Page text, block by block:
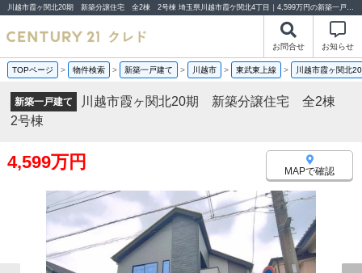
川越市霞ヶ関北20期 新築分譲住宅 全2棟 2号棟 埼玉県川越市霞ケ関北4丁目｜4,599万円の新築一戸建て｜分譲住宅や新築物件｜センチュリー21クレド
お問合せ お知らせ
TOPページ > 物件検索 > 新築一戸建て > 川越市 > 東武東上線 > 川越市霞ヶ関
新築一戸建て
川越市霞ヶ関北20期 新築分譲住宅 全2棟
2号棟
4,599万円 MAPで確認